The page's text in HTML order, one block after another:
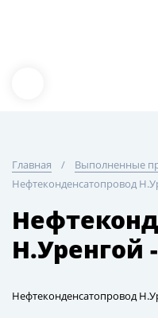
Главная
Выполненные
Нефтеконденсатопровод
Н.Уренгой
Нефтеконденсатопровод